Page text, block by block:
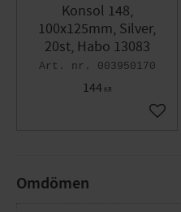
Omdömen
Konsol 148,
100x125mm, Silver,
20st, Habo 13083
003950170
144KR